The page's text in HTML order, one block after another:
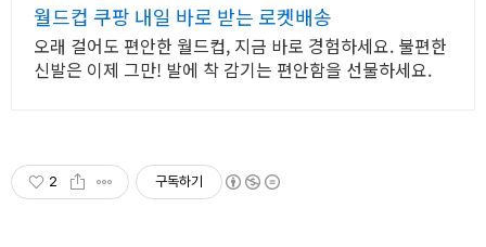
월드컵 쿠팡 내일 바로 받는 로켓배송
오래 걸어도 편안한 월드컵, 지금 바로 경험하세요. 불편한
신발은 이제 그만! 발에 착 감기는 편안함을 선물하세요.
2 구독하기